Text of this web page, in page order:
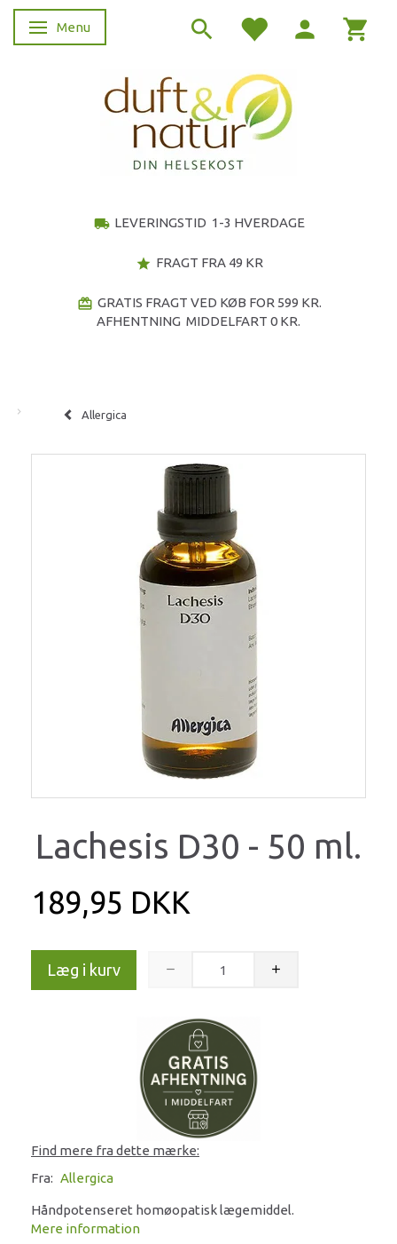
Skifte navigation
Menu
local_shipping LEVERINGSTID 1-3 HVERDAGE
star FRAGT FRA 49 KR
redeem GRATIS FRAGT VED KØB FOR 599 KR.
AFHENTNING MIDDELFART 0 KR.
Allergica
Lachesis D30 - 50 ml.
189,95 DKK
Læg i kurv
Find mere fra dette mærke:
Fra: Allergica
Håndpotenseret homøopatisk lægemiddel.
Mere information